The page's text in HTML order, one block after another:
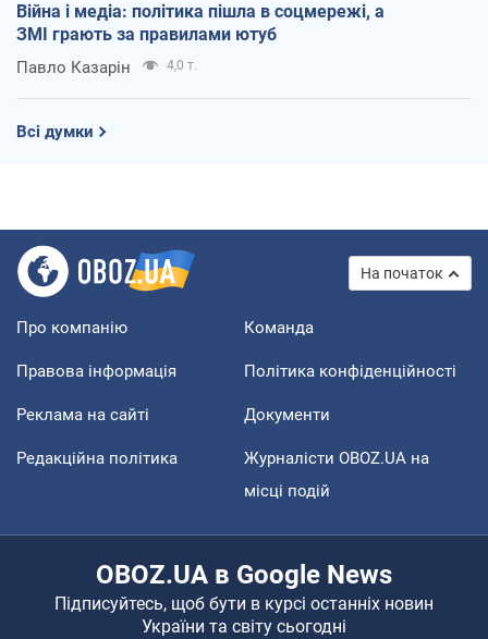
Війна і медіа: політика пішла в соцмережі, а
ЗМІ грають за правилами ютуб
Павло Казарін 4,0 т.
Всі думки
На початок
Про компанію Команда
Правова інформація Політика конфіденційності
Реклама на сайті Документи
Редакційна політика
Журналісти OBOZ.UA на
місці подій
OBOZ.UA в Google News
Підписуйтесь, щоб бути в курсі останніх новин
України та світу сьогодні